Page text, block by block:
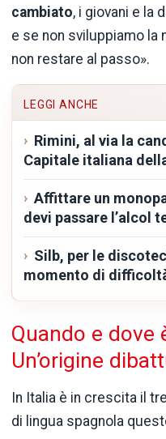
cambiato, i giovani e la
e se non sviluppiamo
non restare al passo».
LEGGI ANCHE
Rimini, al via la
Capitale italiana
Affittare un
devi passare l’alcol
Silb, per le
momento di
Quando e dove
Un’origine
In Italia è in crescita il
di lingua spagnola